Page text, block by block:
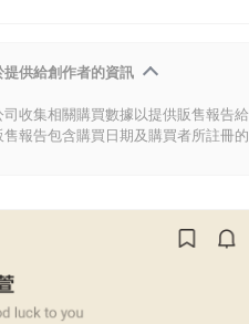
提供給創作者的資訊
司收集相關購買數據以提供販售報告給
售報告包含購買日期及購買者所註冊